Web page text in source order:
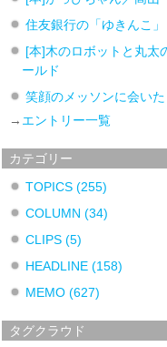
住友銀行の「ゆきんこ」
[本]木のロボットと丸太
ールド
笑顔のメッソンに会い
→ エントリー一覧
カテゴリー
TOPICS(255)
COLUMN(34)
CLIPS(5)
HEADLINE(158)
MEMO(627)
タグクラウド